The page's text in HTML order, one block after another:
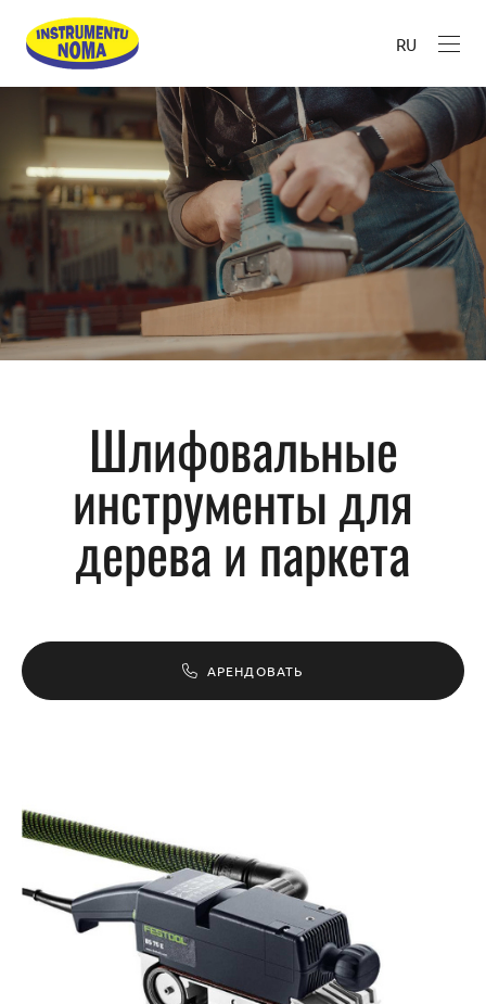
RU
Шлифовальные
инструменты для
дерева и паркета
АРЕНДОВАТЬ